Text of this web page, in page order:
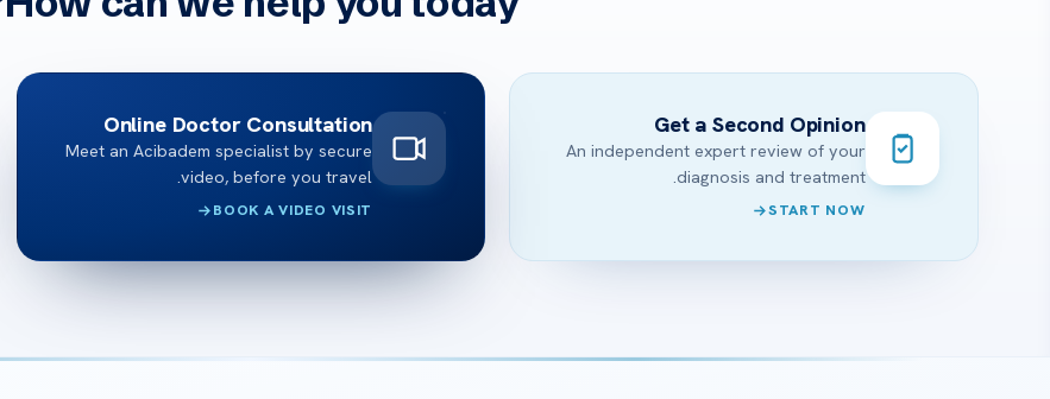
Get a Second Opinion
An independent expert review of your
diagnosis and treatment.
START NOW
Online Doctor Consultation
Meet an Acibadem specialist by secure
video, before you travel.
BOOK A VIDEO VISIT